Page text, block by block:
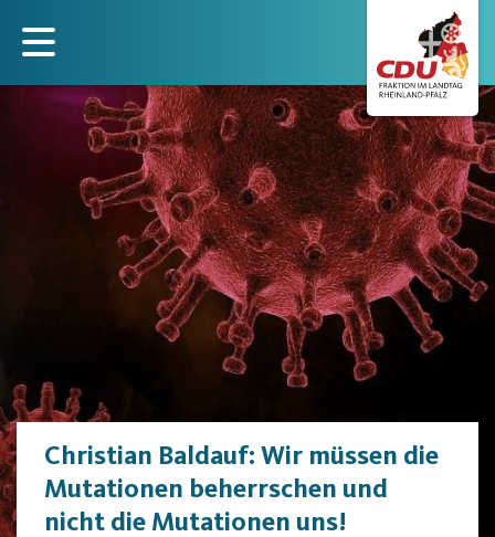
zum
Inhalt
Christian Baldauf: Wir müssen die
Mutationen beherrschen und
nicht die Mutationen uns!